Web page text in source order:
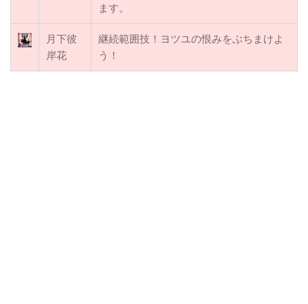
ます。
月下彼
岸花
継続範囲技！ヨツユの恨みをぶちまけよ
う！